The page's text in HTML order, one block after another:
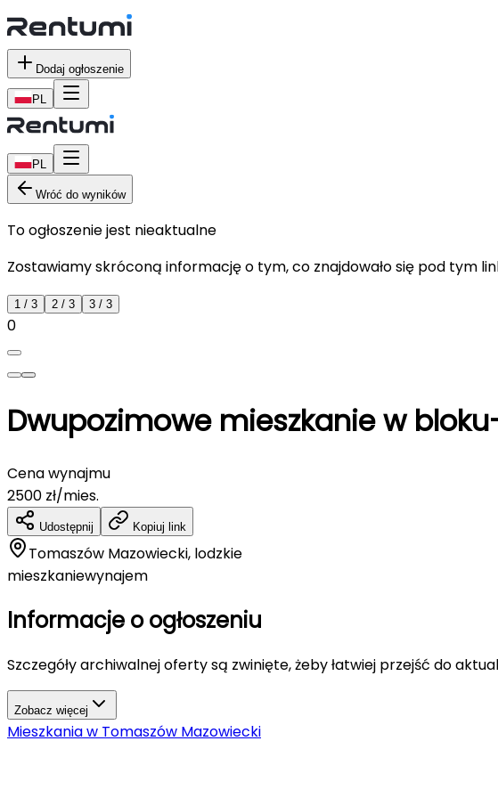
Dodaj ogłoszenie
PL
PL
Wróć do wyników
To ogłoszenie jest nieaktualne
Zostawiamy skróconą informację o tym, co znajdowało się pod tym
1 / 3 2 / 3 3 / 3
0
Dwupozimowe mieszkanie w
Cena wynajmu
2500 zł/mies.
Udostępnij Kopiuj link
Tomaszów Mazowiecki, lodzkie
mieszkaniewynajem
Informacje o ogłoszeniu
Szczegóły archiwalnej oferty są zwinięte, żeby łatwiej przejść do
Zobacz więcej
Mieszkaniaw Tomaszów Mazowiecki